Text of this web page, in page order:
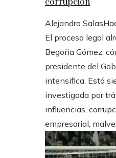
Alejandro Salas
El proceso legal
Begoña Gómez,
presidente del
intensifica. Está
investigada por
influencias,
empresarial,